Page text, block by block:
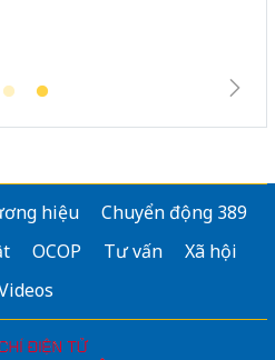
hiệu
Chuyển động 389
OCOP Tư vấn
Xã hội